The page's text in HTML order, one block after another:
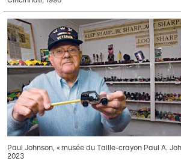
Paul Johnson, « musée du Taille-crayon Paul A.
2023